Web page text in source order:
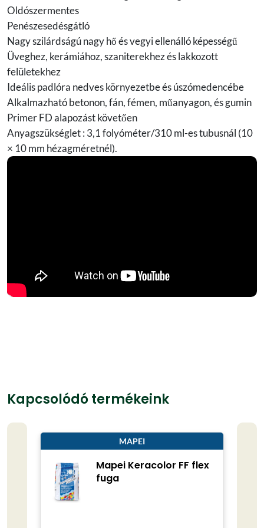
Oldószermentes
Penészesedésgátló
Nagy szilárdságú nagy hő és vegyi ellenálló képességű
Üveghez, kerámiához, szaniterekhez és lakkozott
felületekhez
Ideális padlóra nedves környezetbe és úszómedencébe
Alkalmazható betonon, fán, fémen, műanyagon, és gumin
Primer FD alapozást követően
Anyagszükséglet : 3,1 folyóméter/310 ml-es tubusnál (10
× 10 mm hézagméretnél).
Kapcsolódó termékeink
MAPEI
Mapei Keracolor FF flex
fuga